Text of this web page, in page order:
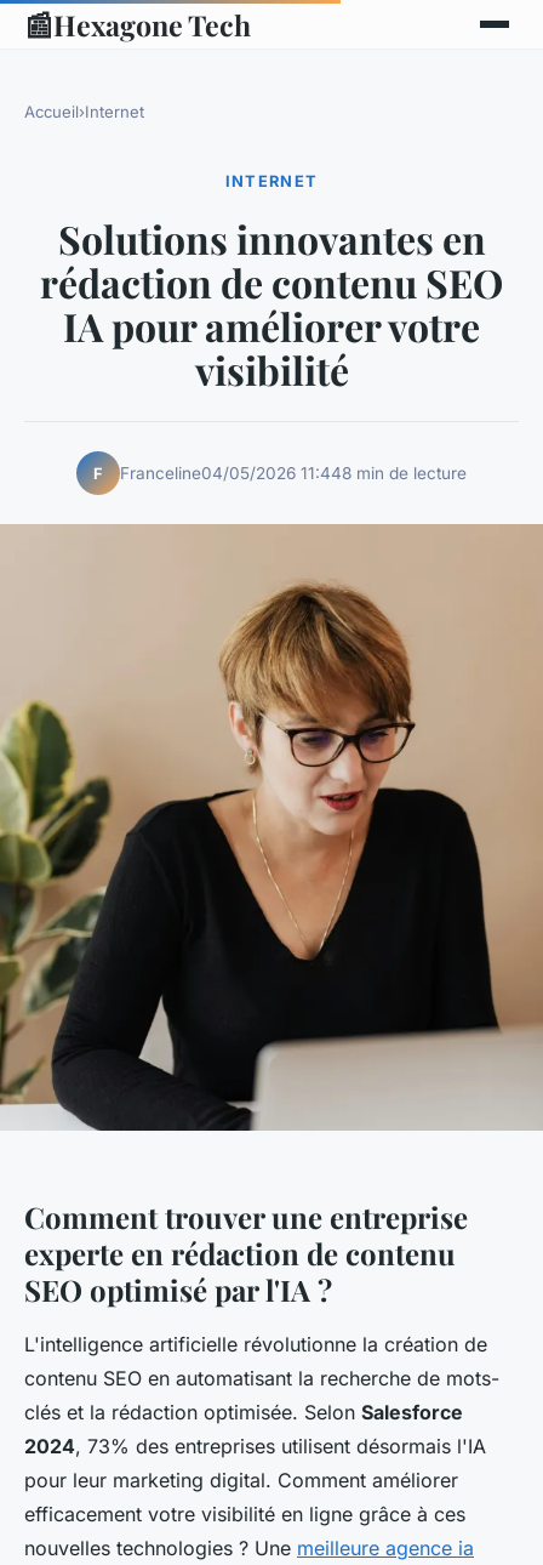
📰Hexagone Tech
Accueil›Internet
INTERNET
Solutions innovantes en
rédaction de contenu SEO
IA pour améliorer votre
visibilité
F Franceline04/05/2026 11:448 min de lecture
Comment trouver une entreprise
experte en rédaction de contenu
SEO optimisé par l'IA ?
L'intelligence artificielle révolutionne la création de
contenu SEO en automatisant la recherche de mots-
clés et la rédaction optimisée. Selon Salesforce
2024, 73% des entreprises utilisent désormais l'IA
pour leur marketing digital. Comment améliorer
efficacement votre visibilité en ligne grâce à ces
nouvelles technologies ? Une meilleure agence ia